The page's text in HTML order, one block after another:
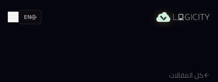
EN
كل المقالات